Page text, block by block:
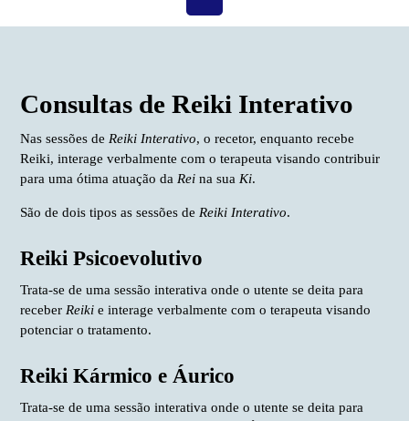
Consultas de Reiki Interativo
Nas sessões de Reiki Interativo, o recetor, enquanto recebe
Reiki, interage verbalmente com o terapeuta visando contribuir
para uma ótima atuação da Rei na sua Ki.
São de dois tipos as sessões de Reiki Interativo.
Reiki Psicoevolutivo
Trata-se de uma sessão interativa onde o utente se deita para
receber Reiki e interage verbalmente com o terapeuta visando
potenciar o tratamento.
Reiki Kármico e Áurico
Trata-se de uma sessão interativa onde o utente se deita para